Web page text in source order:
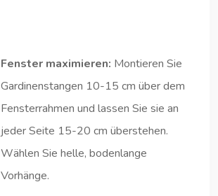
Fenster maximieren: Montieren Sie
Gardinenstangen 10-15 cm über dem
Fensterrahmen und lassen Sie sie an
jeder Seite 15-20 cm überstehen.
Wählen Sie helle, bodenlange
Vorhänge.